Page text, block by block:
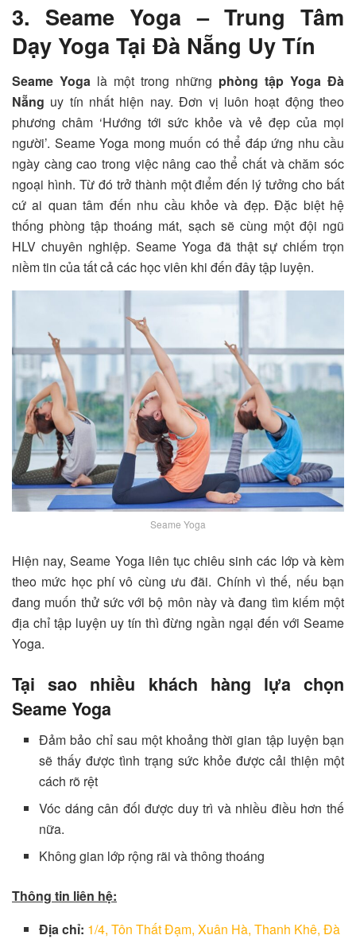
3. Seame Yoga – Trung Tâm
Dạy Yoga Tại Đà Nẵng Uy Tín
Seame Yoga là một trong những phòng tập Yoga Đà
Nẵng uy tín nhất hiện nay. Đơn vị luôn hoạt động theo
phương châm ‘Hướng tới sức khỏe và vẻ đẹp của mọi
người’. Seame Yoga mong muốn có thể đáp ứng nhu cầu
ngày càng cao trong việc nâng cao thể chất và chăm sóc
ngoại hình. Từ đó trở thành một điểm đến lý tưởng cho bất
cứ ai quan tâm đến nhu cầu khỏe và đẹp. Đặc biệt hệ
thống phòng tập thoáng mát, sạch sẽ cùng một đội ngũ
HLV chuyên nghiệp. Seame Yoga đã thật sự chiếm trọn
niềm tin của tất cả các học viên khi đến đây tập luyện.
Seame Yoga
Hiện nay, Seame Yoga liên tục chiêu sinh các lớp và kèm
theo mức học phí vô cùng ưu đãi. Chính vì thế, nếu bạn
đang muốn thử sức với bộ môn này và đang tìm kiếm một
địa chỉ tập luyện uy tín thì đừng ngần ngại đến với Seame
Yoga.
Tại sao nhiều khách hàng lựa chọn
Seame Yoga
Đảm bảo chỉ sau một khoảng thời gian tập luyện bạn
sẽ thấy được tình trạng sức khỏe được cải thiện một
cách rõ rệt
Vóc dáng cân đối được duy trì và nhiều điều hơn thế
nữa.
Không gian lớp rộng rãi và thông thoáng
Thông tin liên hệ:
Địa chỉ: 1/4, Tôn Thất Đạm, Xuân Hà, Thanh Khê, Đà